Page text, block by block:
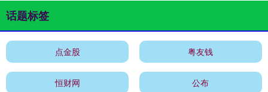
话题标签
点金股 粤友钱
恒财网 公布